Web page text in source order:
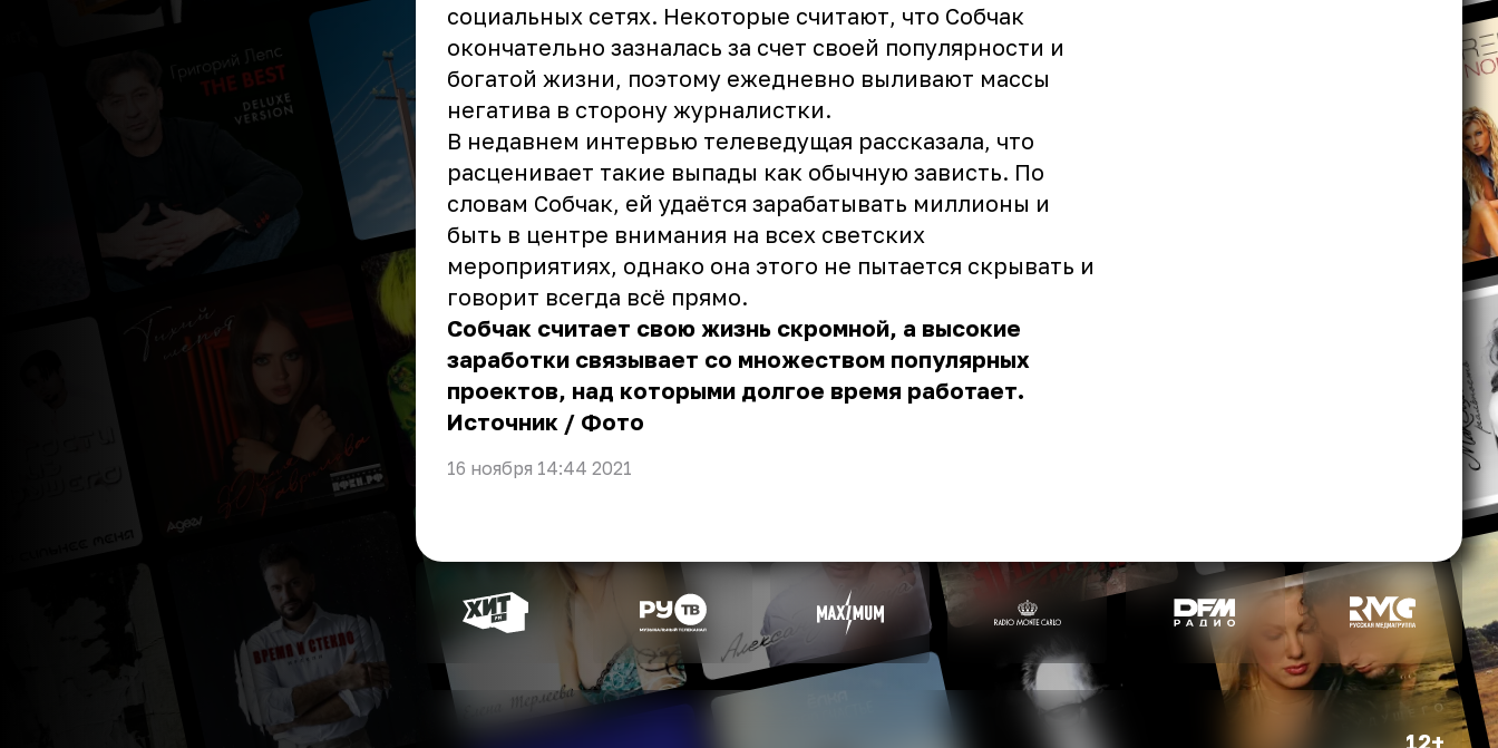
социальных сетях. Некоторые считают, что Собчак
окончательно зазналась за счет своей популярности и
богатой жизни, поэтому ежедневно выливают массы
негатива в сторону журналистки.
В недавнем интервью телеведущая рассказала, что
расценивает такие выпады как обычную зависть. По
словам Собчак, ей удаётся зарабатывать миллионы и
быть в центре внимания на всех светских
мероприятиях, однако она этого не пытается скрывать и
говорит всегда всё прямо.
Собчак считает свою жизнь скромной, а высокие
заработки связывает со множеством популярных
проектов, над которыми долгое время работает.
Источник / Фото
16 ноября 14:44 2021
12+